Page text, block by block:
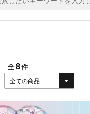
全8件
全ての商品